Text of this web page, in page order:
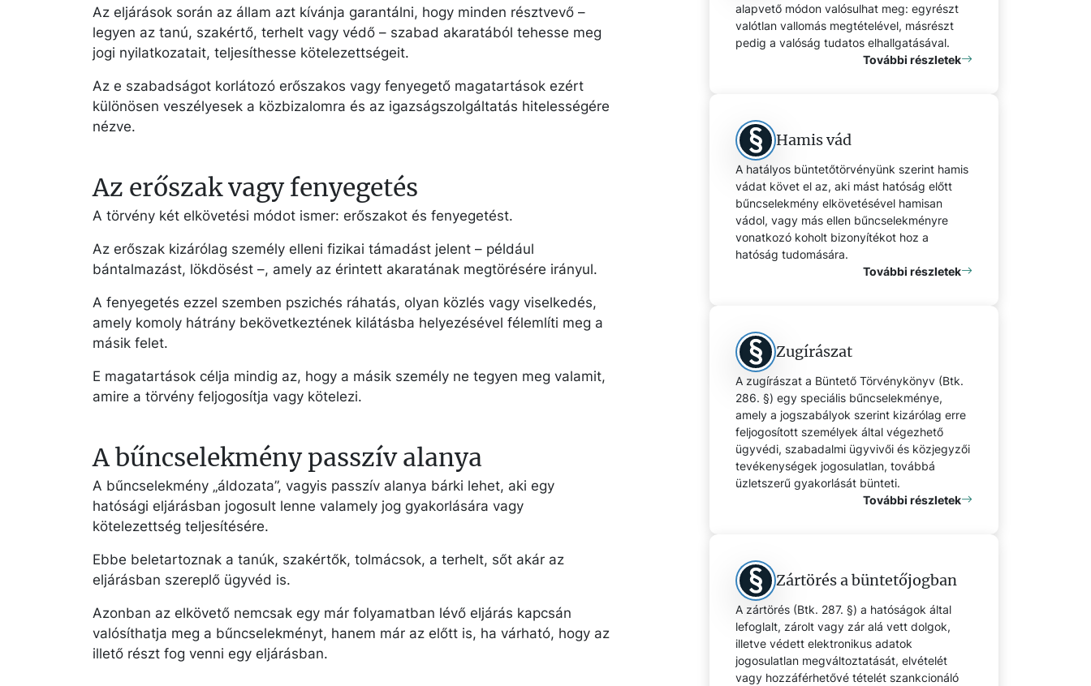
Az eljárások során az állam azt kívánja garantálni, hogy minden résztvevő –
legyen az tanú, szakértő, terhelt vagy védő – szabad akaratából tehesse meg
jogi nyilatkozatait, teljesíthesse kötelezettségeit.
Az e szabadságot korlátozó erőszakos vagy fenyegető magatartások ezért
különösen veszélyesek a közbizalomra és az igazságszolgáltatás hitelességére
nézve.
Az erőszak vagy fenyegetés
A törvény két elkövetési módot ismer: erőszakot és fenyegetést.
Az erőszak kizárólag személy elleni fizikai támadást jelent – például
bántalmazást, lökdösést –, amely az érintett akaratának megtörésére irányul.
A fenyegetés ezzel szemben pszichés ráhatás, olyan közlés vagy viselkedés,
amely komoly hátrány bekövetkeztének kilátásba helyezésével félemlíti meg a
másik felet.
E magatartások célja mindig az, hogy a másik személy ne tegyen meg valamit,
amire a törvény feljogosítja vagy kötelezi.
A bűncselekmény passzív alanya
A bűncselekmény „áldozata”, vagyis passzív alanya bárki lehet, aki egy
hatósági eljárásban jogosult lenne valamely jog gyakorlására vagy
kötelezettség teljesítésére.
Ebbe beletartoznak a tanúk, szakértők, tolmácsok, a terhelt, sőt akár az
eljárásban szereplő ügyvéd is.
Azonban az elkövető nemcsak egy már folyamatban lévő eljárás kapcsán
valósíthatja meg a bűncselekményt, hanem már az előtt is, ha várható, hogy az
illető részt fog venni egy eljárásban.
alapvető módon valósulhat meg: egyrészt
valótlan vallomás megtételével, másrészt
pedig a valóság tudatos elhallgatásával.
További részletek
Hamis vád
A hatályos büntetőtörvényünk szerint hamis
vádat követ el az, aki mást hatóság előtt
bűncselekmény elkövetésével hamisan
vádol, vagy más ellen bűncselekményre
vonatkozó koholt bizonyítékot hoz a
hatóság tudomására.
További részletek
Zugírászat
A zugírászat a Büntető Törvénykönyv (Btk.
286. §) egy speciális bűncselekménye,
amely a jogszabályok szerint kizárólag erre
feljogosított személyek által végezhető
ügyvédi, szabadalmi ügyvivői és közjegyzői
tevékenységek jogosulatlan, továbbá
üzletszerű gyakorlását bünteti.
További részletek
Zártörés a büntetőjogban
A zártörés (Btk. 287. §) a hatóságok által
lefoglalt, zárolt vagy zár alá vett dolgok,
illetve védett elektronikus adatok
jogosulatlan megváltoztatását, elvételét
vagy hozzáférhetővé tételét szankcionáló